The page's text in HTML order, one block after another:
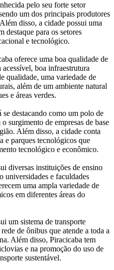
pelo seu forte setor
um dos principais produtores
disso, a cidade possui uma
destaque para os setores
e tecnológico.
oferece uma boa qualidade de
boa infraestrutura
qualidade, uma variedade de
além de um ambiente natural
e áreas verdes.
se destacando como um polo de
surgimento de empresas de base
Além disso, a cidade conta
e parques tecnológicos que
tecnológico e econômico.
diversas instituições de ensino
universidades e faculdades
uma ampla variedade de
em diferentes áreas do
um sistema de transporte
de ônibus que atende a toda a
Além disso, Piracicaba tem
e na promoção do uso de
sustentável.